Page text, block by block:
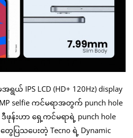
ယ် IPS LCD (HD+ 120Hz) display
selfie ကင်မရာအတွက် punch hole
ဖုန်းဟာ ရှေ့ကင်မရာရဲ့ punch hole
ပြသပေးတဲ့ Tecno ရဲ့ Dynamic